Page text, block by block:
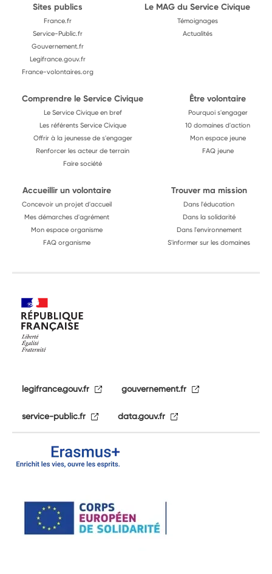
Sites publics
France.fr
Service-Public.fr
Gouvernement.fr
Legifrance.gouv.fr
France-volontaires.org
Le MAG du Service Civique
Témoignages
Actualités
Comprendre le Service Civique
Le Service Civique en bref
Les référents Service Civique
Offrir à la jeunesse de s'engager
Renforcer les acteur de terrain
Faire société
Être volontaire
Pourquoi s'engager
10 domaines d'action
Mon espace jeune
FAQ jeune
Accueillir un volontaire
Concevoir un projet d'accueil
Mes démarches d'agrément
Mon espace organisme
FAQ organisme
Trouver ma mission
Dans l'éducation
Dans la solidarité
Dans l'environnement
S'informer sur les domaines
legifrance.gouv.fr gouvernement.fr
service-public.fr data.gouv.fr